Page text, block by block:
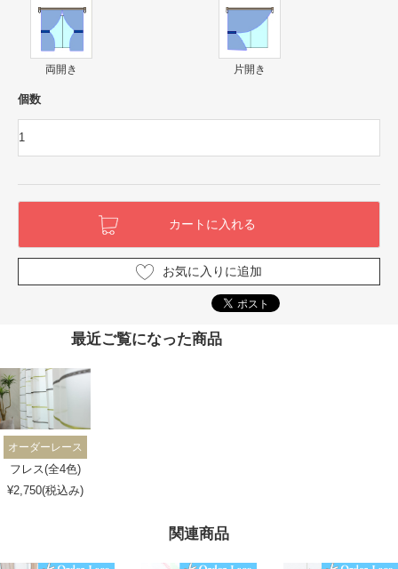
両開き 片開き
個数
お気に入りに追加
関連商品
最近ご覧になった商品
オーダーレース
フレス(全4色)
¥2,750(税込み)